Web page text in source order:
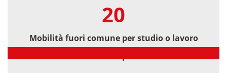
20
Mobilità fuori comune per studio o lavoro